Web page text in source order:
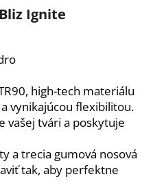
Ignite
high-tech materiálu
vynikajúcou flexibilitou.
vašej tvári a poskytuje
a trecia gumová nosová
tak, aby perfektne